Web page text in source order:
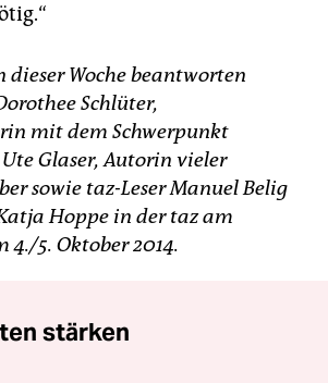
Woche beantworten
Schlüter,
mit dem Schwerpunkt
Glaser, Autorin vieler
sowie taz-Leser Manuel Belig
Hoppe in der taz am
4./5. Oktober 2014.
stärken